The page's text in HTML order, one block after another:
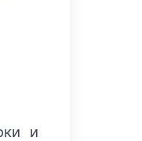
и